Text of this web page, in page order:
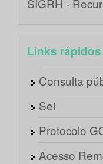
SIGRH -
Links rápidos
Consulta
Sei
Protocolo
Acesso